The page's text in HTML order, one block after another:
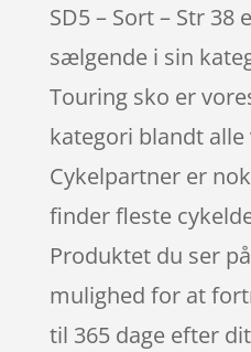
SD5 – Sort – Str 38
sælgende i sin
Touring sko er
kategori blandt alle
Cykelpartner er
finder fleste
Produktet du ser
mulighed for at
til 365 dage efter